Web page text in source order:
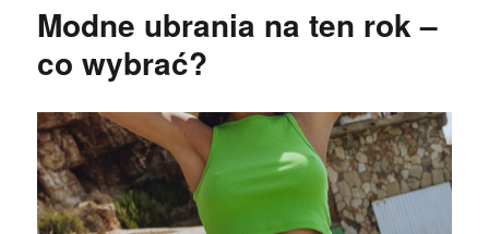
Modne ubrania na ten rok –
co wybrać?